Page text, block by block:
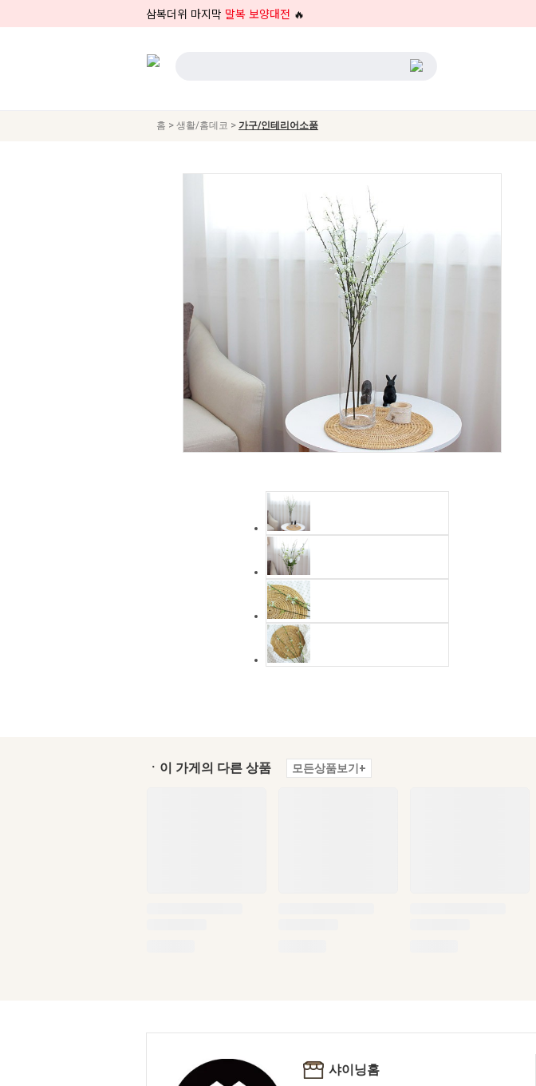
삼복더위 마지막 말복 보양대전 🔥
홈 > 생활/홈데코 > 가구/인테리어소품
ㆍ이 가게의 다른 상품 모든상품보기+
샤이닝홈